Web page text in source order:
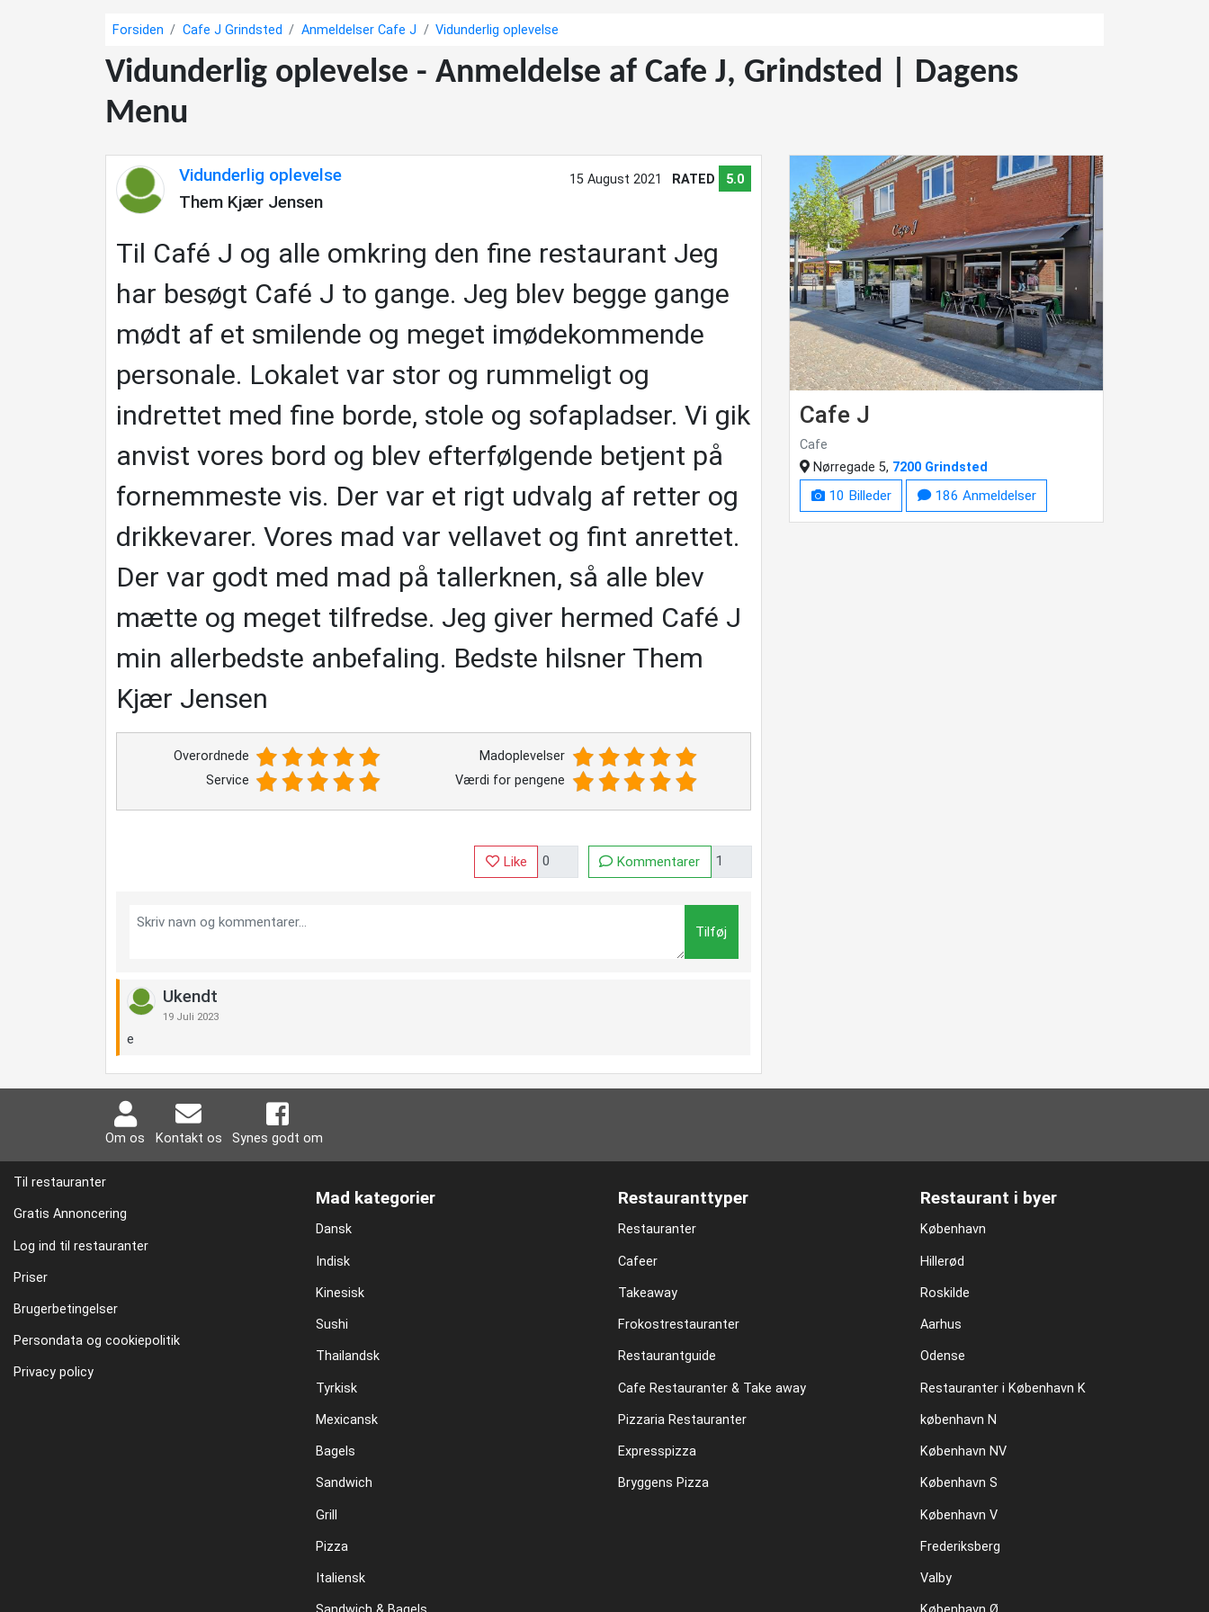
Forsiden Cafe J Grindsted Anmeldelser Cafe J Vidunderlig oplevelse
Vidunderlig oplevelse - Anmeldelse af Cafe J, Grindsted | Dagens
Menu
Vidunderlig oplevelse
Them Kjær Jensen
15 August 2021 RATED 5.0
Til Café J og alle omkring den fine restaurant Jeg
har besøgt Café J to gange. Jeg blev begge gange
mødt af et smilende og meget imødekommende
personale. Lokalet var stor og rummeligt og
indrettet med fine borde, stole og sofapladser. Vi gik
anvist vores bord og blev efterfølgende betjent på
fornemmeste vis. Der var et rigt udvalg af retter og
drikkevarer. Vores mad var vellavet og fint anrettet.
Der var godt med mad på tallerknen, så alle blev
mætte og meget tilfredse. Jeg giver hermed Café J
min allerbedste anbefaling. Bedste hilsner Them
Kjær Jensen
Overordnede
Service
Madoplevelser
Værdi for pengene
Like Kommentarer
Tilføj
Ukendt
19 Juli 2023
e
Cafe J
Cafe
Nørregade 5, 7200 Grindsted
10 Billeder 186 Anmeldelser
Om os Kontakt os Synes godt om
Til restauranter
Gratis Annoncering
Log ind til restauranter
Priser
Brugerbetingelser
Persondata og cookiepolitik
Privacy policy
Mad kategorier
Dansk
Indisk
Kinesisk
Sushi
Thailandsk
Tyrkisk
Mexicansk
Bagels
Sandwich
Grill
Pizza
Italiensk
Restauranttyper
Restauranter
Cafeer
Takeaway
Frokostrestauranter
Restaurantguide
Cafe Restauranter & Take away
Pizzaria Restauranter
Expresspizza
Bryggens Pizza
Restaurant i byer
København
Hillerød
Roskilde
Aarhus
Odense
Restauranter i København K
københavn N
København NV
København S
København V
Frederiksberg
Valby